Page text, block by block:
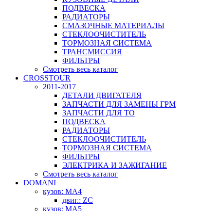
ПОДВЕСКА
РАДИАТОРЫ
СМАЗОЧНЫЕ МАТЕРИАЛЫ
СТЕКЛООЧИСТИТЕЛЬ
ТОРМОЗНАЯ СИСТЕМА
ТРАНСМИССИЯ
ФИЛЬТРЫ
Смотреть весь каталог
CROSSTOUR
2011-2017
ДЕТАЛИ ДВИГАТЕЛЯ
ЗАПЧАСТИ ДЛЯ ЗАМЕНЫ ГРМ
ЗАПЧАСТИ ДЛЯ ТО
ПОДВЕСКА
РАДИАТОРЫ
СТЕКЛООЧИСТИТЕЛЬ
ТОРМОЗНАЯ СИСТЕМА
ФИЛЬТРЫ
ЭЛЕКТРИКА И ЗАЖИГАНИЕ
Смотреть весь каталог
DOMANI
кузов: MA4
двиг.: ZC
кузов: MA5